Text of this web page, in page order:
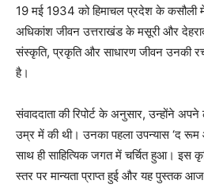
19 मई 1934 को हिमाचल प्रदेश के कसौली
अधिकांश जीवन उत्तराखंड के मसूरी और
संस्कृति, प्रकृति और साधारण जीवन उनकी
है।
संवाददाता की रिपोर्ट के अनुसार, उन्होंने
उम्र में की थी। उनका पहला उपन्यास ‘द
साथ ही साहित्यिक जगत में चर्चित हुआ। इस
स्तर पर मान्यता प्राप्त हुई और यह पुस्तक